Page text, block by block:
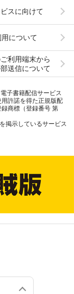
スに向けて
について
利用端末から
送信について
子書籍配信サービス
許諾を得た正規版配
商標（登録番号 第
掲示しているサービス